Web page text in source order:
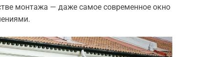
монтажа — даже самое современное окно